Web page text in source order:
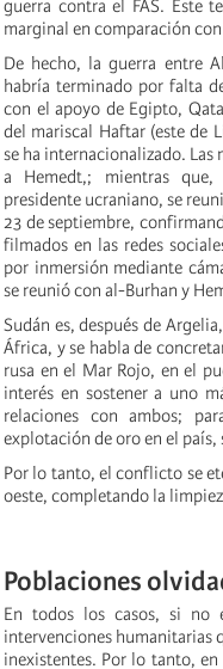
guerra contra el FAS. Este
marginal en comparación
De hecho, la guerra entre
habría terminado por falta
con el apoyo de Egipto,
del mariscal Haftar (este de
se ha internacionalizado. Las
a Hemedt,; mientras que,
presidente ucraniano, se
23 de septiembre,
filmados en las redes
por inmersión mediante
se reunió con al-Burhan y
Sudán es, después de
África, y se habla de
rusa en el Mar Rojo, en el
interés en sostener a uno
relaciones con ambos;
explotación de oro en el país,
Por lo tanto, el conflicto se
oeste, completando la
Poblaciones
En todos los casos, si no
intervenciones humanitarias
inexistentes. Por lo tanto,